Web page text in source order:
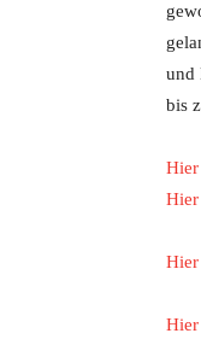
und
bis
Hier
Hier
Hier
Hier